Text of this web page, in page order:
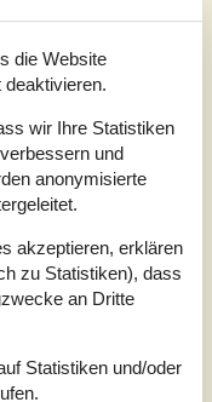
1Bewertung
(0)
(0)
auf Deutsch.
die Website
deaktivieren.
wir Ihre Statistiken
und
anonymisierte
akzeptieren, erklären
zu Statistiken), dass
an Dritte
Statistiken und/oder